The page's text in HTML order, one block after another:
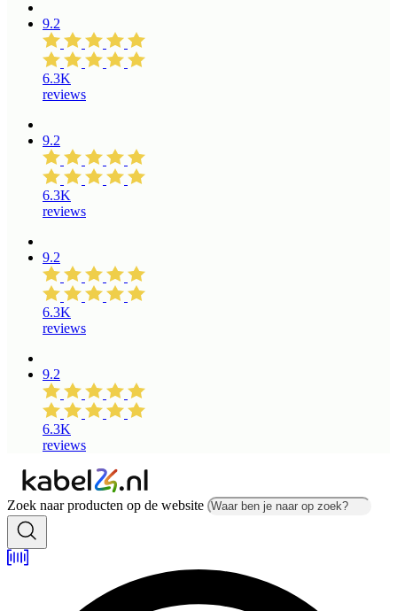
9.2
6.3K
reviews
9.2
6.3K
reviews
9.2
6.3K
reviews
9.2
6.3K
reviews
Zoek naar producten op de website